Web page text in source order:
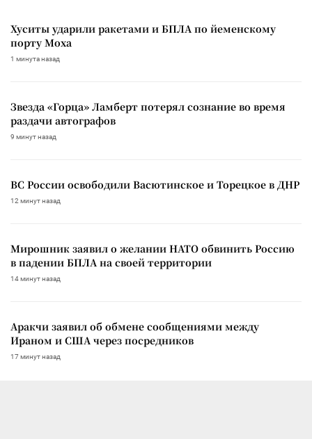
Хуситы ударили ракетами и БПЛА по йеменскому
порту Моха
1 минута назад
Звезда «Горца» Ламберт потерял сознание во время
раздачи автографов
9 минут назад
ВС России освободили Васютинское и Торецкое в ДНР
12 минут назад
Мирошник заявил о желании НАТО обвинить Россию
в падении БПЛА на своей территории
14 минут назад
Аракчи заявил об обмене сообщениями между
Ираном и США через посредников
17 минут назад